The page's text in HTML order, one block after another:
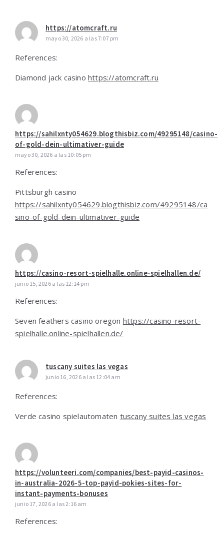
https://atomcraft.ru
mayo 30, 2026 a las 7:07 pm
References:
Diamond jack casino https://atomcraft.ru
https://sahilxnty054629.blogthisbiz.com/49295148/casino-
of-gold-dein-ultimativer-guide
mayo 30, 2026 a las 10:05 pm
References:
Pittsburgh casino
https://sahilxnty054629.blogthisbiz.com/49295148/ca
sino-of-gold-dein-ultimativer-guide
https://casino-resort-spielhalle.online-spielhallen.de/
junio 15, 2026 a las 12:14 pm
References:
Seven feathers casino oregon https://casino-resort-
spielhalle.online-spielhallen.de/
tuscany suites las vegas
junio 16, 2026 a las 12:04 am
References:
Verde casino spielautomaten tuscany suites las vegas
https://volunteeri.com/companies/best-payid-casinos-
in-australia-2026-5-top-payid-pokies-sites-for-
instant-payments-bonuses
junio 17, 2026 a las 2:16 am
References: